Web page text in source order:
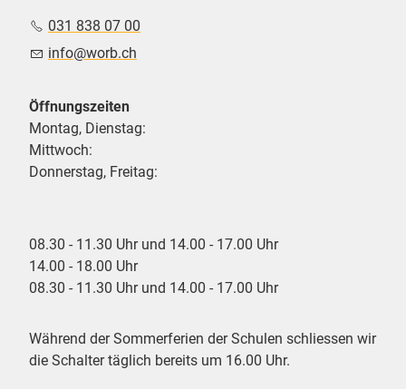
031 838 07 00
nf
w rb ch
Öffnungszeiten
Montag, Dienstag:
Mittwoch:
Donnerstag, Freitag:
08.30 - 11.30 Uhr und 14.00 - 17.00 Uhr
14.00 - 18.00 Uhr
08.30 - 11.30 Uhr und 14.00 - 17.00 Uhr
Während der Sommerferien der Schulen schliessen wir
die Schalter täglich bereits um 16.00 Uhr.